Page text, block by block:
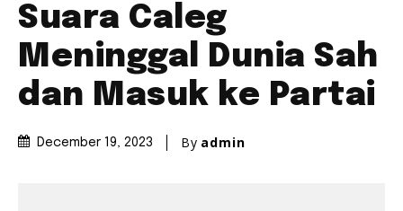
Suara Caleg
Meninggal Dunia Sah
dan Masuk ke Partai
December 19, 2023 By admin